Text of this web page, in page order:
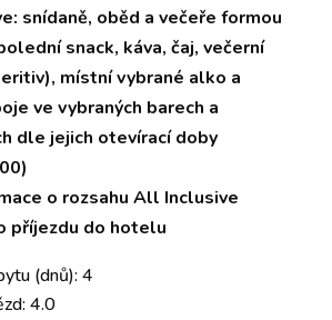
snídaně, oběd a večeře formou
snack, káva, čaj, večerní
místní vybrané alko a
ve vybraných barech a
dle jejich otevírací doby
o rozsahu All Inclusive
příjezdu do hotelu
(dnů): 4
4.0